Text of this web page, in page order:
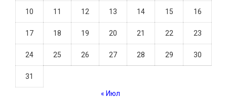
10 11 12 13 14 15 16
17 18 19 20 21 22 23
24 25 26 27 28 29 30
31
« Июл